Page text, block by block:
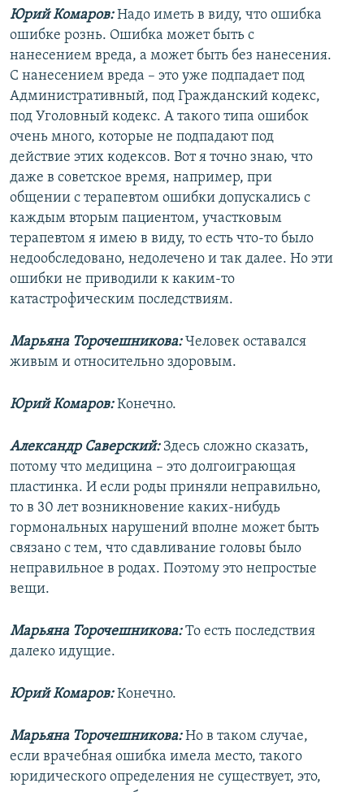
Юрий Комаров:Надо иметь в виду, что ошибка
ошибке рознь. Ошибка может быть с
нанесением вреда, а может быть без нанесения.
С нанесением вреда – это уже подпадает под
Административный, под Гражданский кодекс,
под Уголовный кодекс. А такого типа ошибок
очень много, которые не подпадают под
действие этих кодексов. Вот я точно знаю, что
даже в советское время, например, при
общении с терапевтом ошибки допускались с
каждым вторым пациентом, участковым
терапевтом я имею в виду, то есть что-то было
недообследовано, недолечено и так далее. Но эти
ошибки не приводили к каким-то
катастрофическим последствиям.
Марьяна Торочешникова:Человек оставался
живым и относительно здоровым.
Юрий Комаров:Конечно.
Александр Саверский:Здесь сложно сказать,
потому что медицина – это долгоиграющая
пластинка. И если роды приняли неправильно,
то в 30 лет возникновение каких-нибудь
гормональных нарушений вполне может быть
связано с тем, что сдавливание головы было
неправильное в родах. Поэтому это непростые
вещи.
Марьяна Торочешникова:То есть последствия
далеко идущие.
Юрий Комаров:Конечно.
Марьяна Торочешникова:Но в таком случае,
если врачебная ошибка имела место, такого
юридического определения не существует, это,